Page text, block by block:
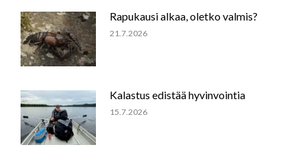
Rapukausi alkaa, oletko valmis?
21.7.2026
Kalastus edistää hyvinvointia
15.7.2026